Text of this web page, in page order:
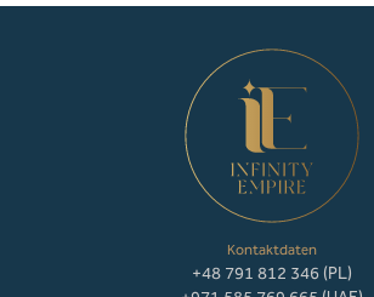
Kontaktdaten
+48 791 812 346 (PL)